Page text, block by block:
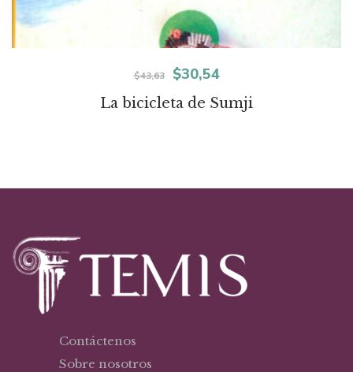
La bicicleta de Sumji
$43,63
El
precio
$43,63.
$30,54El
precio
$30,54.
Contáctenos
Sobre nosotros